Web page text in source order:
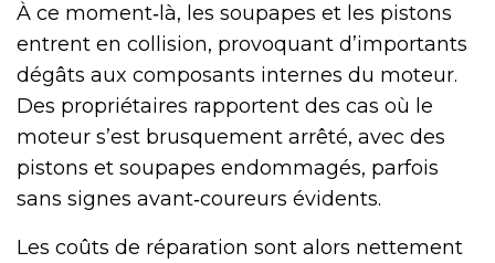
À ce moment‑là, les soupapes et les pistons
entrent en collision, provoquant d’importants
dégâts aux composants internes du moteur.
Des propriétaires rapportent des cas où le
moteur s’est brusquement arrêté, avec des
pistons et soupapes endommagés, parfois
sans signes avant‑coureurs évidents.
Les coûts de réparation sont alors nettement